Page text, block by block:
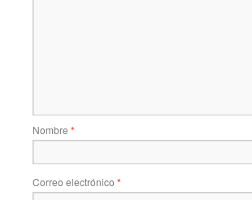
Nombre *
Correo electrónico *